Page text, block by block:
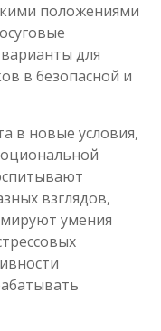
положениями
для
в безопасной и
в новые условия,
взглядов,
умения